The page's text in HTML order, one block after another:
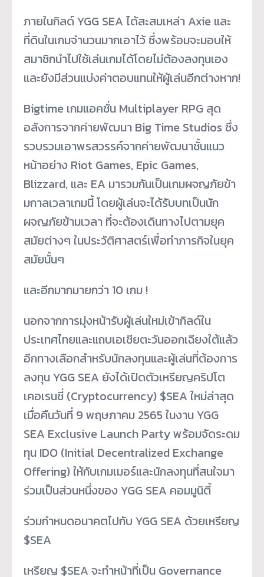
ภายในกิลด์ YGG SEA ได้สะสมเหล่า Axie และ
ที่ดินในเกมจำนวนมากเอาไว้ ซึ่งพร้อมจะมอบให้
สมาชิกนำไปใช้เล่นเกมได้โดยไม่ต้องลงทุนเอง
และยังมีส่วนแบ่งค่าตอบแทนให้ผู้เล่นอีกต่างหาก!
Bigtime เกมแอคชั่น Multiplayer RPG สุด
อลังการจากค่ายพัฒนา Big Time Studios ซึ่ง
รวบรวมเอาพรสวรรค์จากค่ายพัฒนาชั้นแนว
หน้าอย่าง Riot Games, Epic Games,
Blizzard, และ EA มารวมกันเป็นเกมผจญภัยข้า
มกาลเวลาเกมนี้ โดยผู้เล่นจะได้รับบทเป็นนัก
ผจญภัยข้ามเวลา ที่จะต้องเดินทางไปตามยุค
สมัยต่างๆ ในประวัติศาสตร์เพื่อทำภารกิจในยุค
สมัยนั้นๆ
และอีกมากมายกว่า 10 เกม !
นอกจากการมุ่งหน้ารับผู้เล่นใหม่เข้ากิลด์ใน
ประเทศไทยและแถบเอเชียตะวันออกเฉียงใต้แล้ว
อีกทางเลือกสำหรับนักลงทุนและผู้เล่นที่ต้องการ
ลงทุน YGG SEA ยังได้เปิดตัวเหรียญคริปโต
เคอเรนซี่ (Cryptocurrency) $SEA ใหม่ล่าสุด
เมื่อคืนวันที่ 9 พฤษภาคม 2565 ในงาน YGG
SEA Exclusive Launch Party พร้อมจัดระดม
ทุน IDO (Initial Decentralized Exchange
Offering) ให้กับเกมเมอร์และนักลงทุนที่สนใจมา
ร่วมเป็นส่วนหนึ่งของ YGG SEA คอมมูนิตี้
ร่วมกำหนดอนาคตไปกับ YGG SEA ด้วยเหรียญ
$SEA
เหรียญ $SEA จะทำหน้าที่เป็น Governance